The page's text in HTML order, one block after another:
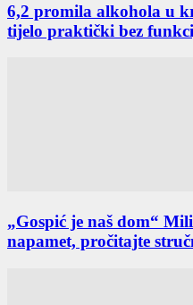
6,2 promila alkohola u
tijelo praktički bez
„Gospić je naš dom“
napamet, pročitajte